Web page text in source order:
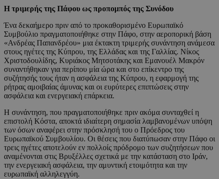
Η τριμερής της Πάφου ως προπομπός της Συνόδου
Ένα δεκαήμερο πριν από το προκαθορισμένο Ευρωπαϊκό
Συμβούλιο πραγματοποιήθηκε στην Πάφο, στην αεροπορική βάση
«Ανδρέας Παπανδρέου» μια έκτακτη τριμερής συνάντηση ανάμεσα
στους ηγέτες της Κύπρου, της Ελλάδας και της Γαλλίας. Νίκος
Χριστοδουλίδης, Κυριάκος Μητσοτάκης και Εμανουέλ Μακρόν
συναντήθηκαν για περίπου μία ώρα και στο επίκεντρο της
συζήτησής τους ήταν η ασφάλεια της Κύπρου, η εφαρμογή της
ρήτρας αμοιβαίας άμυνας και οι ευρύτερες επιπτώσεις στην
ασφάλεια και ενεργειακή επάρκεια.
Η συνάντηση, που πραγματοποιήθηκε πριν ακόμα συνταχθεί η
επιστολή Κόστα, αποκτά ιδιαίτερη σημασία λαμβανομένων υπόψη
των όσων αναφέρει στην πρόσκλησή του ο Πρόεδρος του
Ευρωπαϊκού Συμβουλίου. Οι θέσεις που διατύπωσαν στην Πάφο οι
τρεις ηγέτες αποτελούν εν πολλοίς πρόδρομο των συζητήσεων που
αναμένονται στις Βρυξέλλες σχετικά με την κατάσταση στο Ιράν,
την ενεργειακή ασφάλεια, την αμυντική ετοιμότητα και την
ευρωπαϊκή αλληλεγγύη.